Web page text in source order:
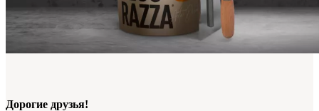
Дорогие друзья!